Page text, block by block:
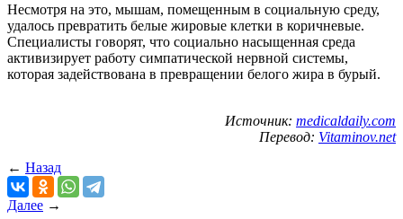
Несмотря на это, мышам, помещенным в социальную среду,
удалось превратить белые жировые клетки в коричневые.
Специалисты говорят, что социально насыщенная среда
активизирует работу симпатической нервной системы,
которая задействована в превращении белого жира в бурый.
Источник: medicaldaily.com
Перевод: Vitaminov.net
← Назад
Далее →